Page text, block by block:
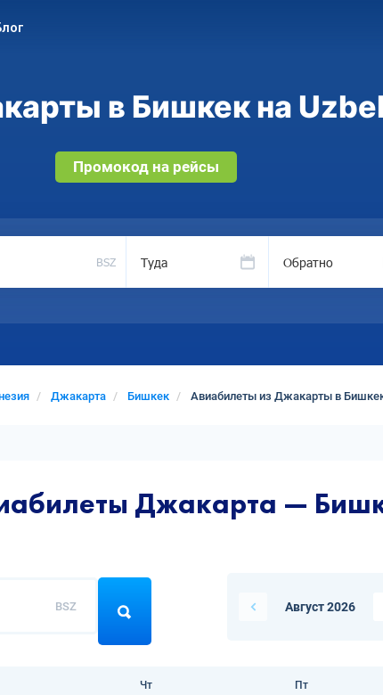
в Бишкек на
Промокод на рейсы
BSZ Туда Обратно
Джакарта Бишкек Авиабилеты из Джакарты в
Джакарта —
BSZ Август 2026
Чт Пт